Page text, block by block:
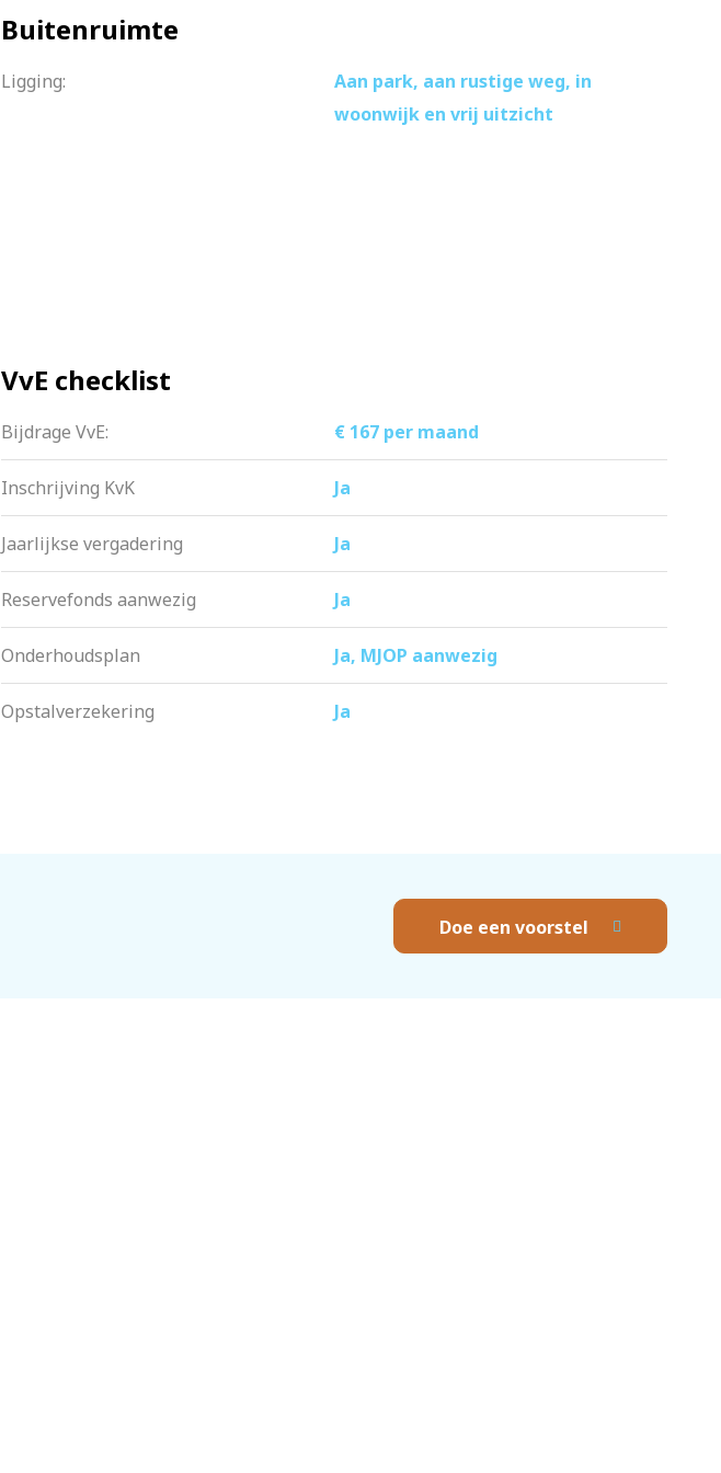
Buitenruimte
Ligging:
Aan park, aan rustige weg, in
woonwijk en vrij uitzicht
VvE checklist
Bijdrage VvE: € 167 per maand
Inschrijving KvK Ja
Jaarlijkse vergadering Ja
Reservefonds aanwezig Ja
Onderhoudsplan Ja, MJOP aanwezig
Opstalverzekering Ja
Doe een voorstel